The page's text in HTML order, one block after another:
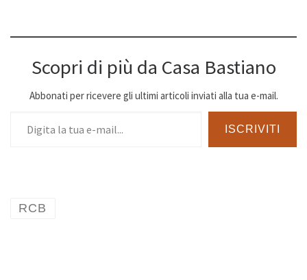
Scopri di più da Casa Bastiano
Abbonati per ricevere gli ultimi articoli inviati alla tua e-mail.
ISCRIVITI
RCB